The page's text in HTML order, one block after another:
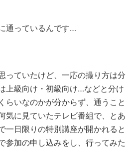
通っているんです…
っていたけど、一応の撮り方は分
上級向け・初級向け…などと分け
らいなのかが分からず、通うこと
気に見ていたテレビ番組で、とあ
一日限りの特別講座が開かれると
参加の申し込みをし、行ってみた